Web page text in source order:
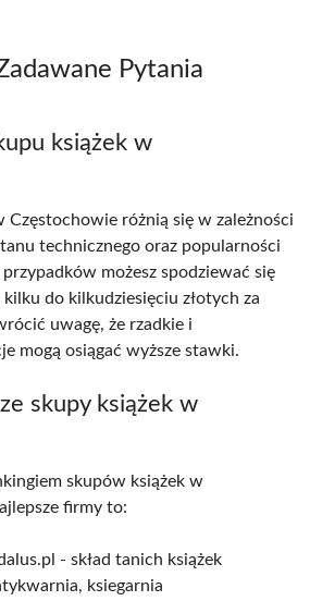
Pytania
książek w
Częstochowie różnią się w zależności
technicznego oraz popularności
możesz spodziewać się
do kilkudziesięciu złotych za
uwagę, że rzadkie i
mogą osiągać wyższe stawki.
skupy książek w
skupów książek w
firmy to:
- skład tanich książek
ksiegarnia